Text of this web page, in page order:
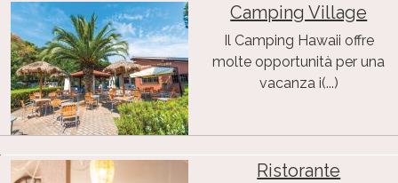
Camping Village
Il Camping Hawaii offre
molte opportunità per una
vacanza i(...)
Ristorante